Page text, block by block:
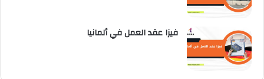
فيزا عقد العمل في ألمانيا